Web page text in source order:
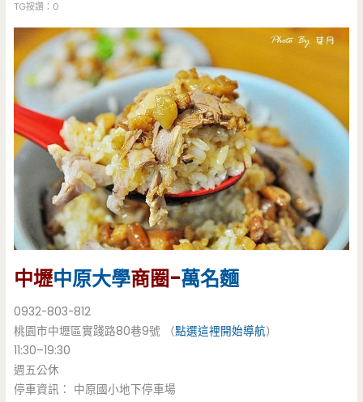
TG按讚：0
中壢中原大學商圈-萬名麵
0932-803-812
桃園市中壢區實踐路80巷9號 （點選這裡開始導航）
11:30–19:30
週五公休
停車資訊： 中原國小地下停車場